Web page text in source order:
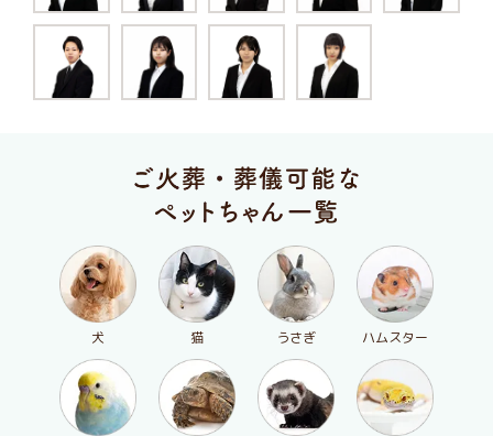
犬 猫 うさぎ ハムスター